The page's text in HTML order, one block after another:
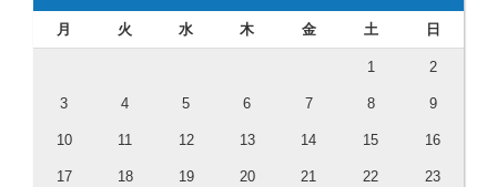
月 火 水 木 金 土 日
1 2
3 4 5 6 7 8 9
10 11 12 13 14 15 16
17 18 19 20 21 22 23